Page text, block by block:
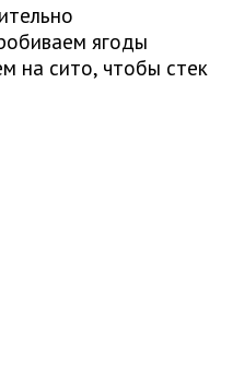
ягоды
на сито, чтобы стек